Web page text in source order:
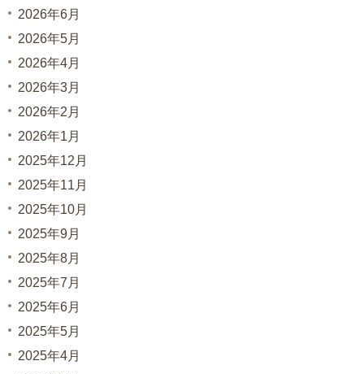
2026年6月
2026年5月
2026年4月
2026年3月
2026年2月
2026年1月
2025年12月
2025年11月
2025年10月
2025年9月
2025年8月
2025年7月
2025年6月
2025年5月
2025年4月